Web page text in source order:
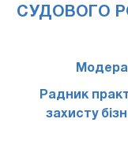
СУДОВОГО
Радник
захисту